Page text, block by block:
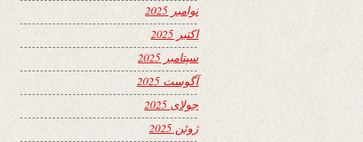
نوامبر 2025
اکتبر 2025
سپتامبر 2025
آگوست 2025
جولای 2025
ژوئن 2025